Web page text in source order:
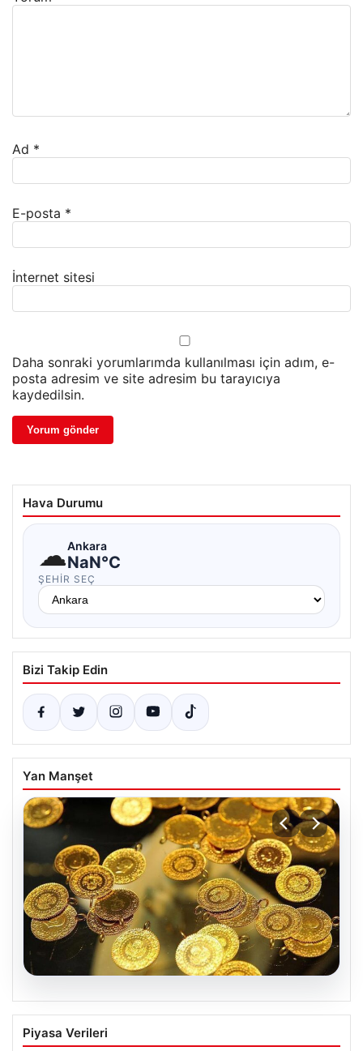
Ad *
E-posta *
İnternet sitesi
Daha sonraki yorumlarımda kullanılması için adım, e-
posta adresim ve site adresim bu tarayıcıya
kaydedilsin.
Hava Durumu
☁Ankara
NaN°C
ŞEHIR SEÇ
Bizi Takip Edin
Yan Manşet
Altın fiyatları canlı 7 Nisan 2026: Altın
fiyatları bugün ne kadar oldu?
Piyasa Verileri